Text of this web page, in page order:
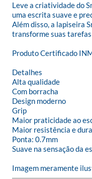
Leve a criatividade do
uma escrita suave e
Além disso, a lapiseira
transforme suas
Produto Certificado
Detalhes
Alta qualidade
Com borracha
Design moderno
Grip
Maior praticidade ao
Maior resistência e
Ponta: 0.7mm
Suave na sensação da
Imagem meramente